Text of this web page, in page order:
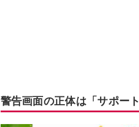
警告画面の正体は「サポート